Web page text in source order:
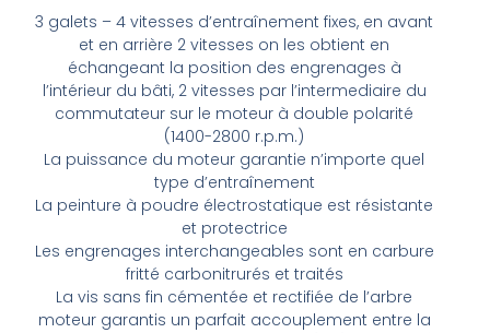
3 galets – 4 vitesses d’entraînement fixes, en avant
et en arrière 2 vitesses on les obtient en
échangeant la position des engrenages à
l’intérieur du bâti, 2 vitesses par l’intermediaire du
commutateur sur le moteur à double polarité
(1400-2800 r.p.m.)
La puissance du moteur garantie n’importe quel
type d’entraînement
La peinture à poudre électrostatique est résistante
et protectrice
Les engrenages interchangeables sont en carbure
fritté carbonitrurés et traités
La vis sans fin cémentée et rectifiée de l’arbre
moteur garantis un parfait accouplement entre la